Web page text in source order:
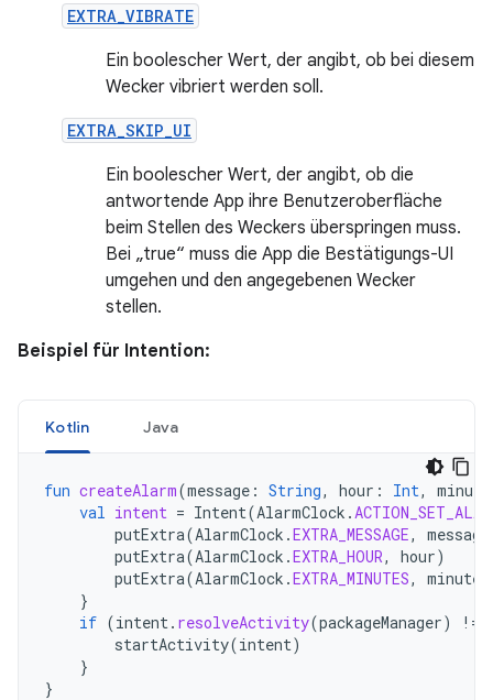
EXTRA_VIBRATE
Ein boolescher Wert, der angibt, ob bei diesem
Wecker vibriert werden soll.
EXTRA_SKIP_UI
Ein boolescher Wert, der angibt, ob die
antwortende App ihre Benutzeroberfläche
beim Stellen des Weckers überspringen muss.
Bei „true“ muss die App die Bestätigungs-UI
umgehen und den angegebenen Wecker
stellen.
Beispiel für Intention:
Kotlin Java
fun createAlarm(message : String, hour : Int,
val intent = Intent(AlarmClock .
putExtra(AlarmClock .EXTRA_MESSAGE, message
putExtra(AlarmClock .EXTRA_HOUR, hour)
putExtra(AlarmClock .EXTRA_MINUTES, minutes
}
if (intent. resolveActivity(packageManager) !=
startActivity(intent)
}
}